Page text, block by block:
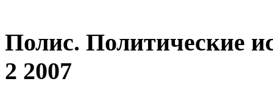
Полис. Политические
2 2007